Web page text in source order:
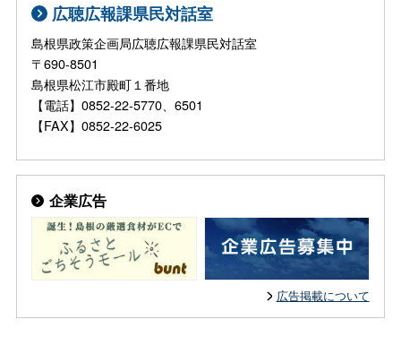
広聴広報課県民対話室
島根県政策企画局広聴広報課県民対話室
〒690-8501
島根県松江市殿町１番地
【電話】0852-22-5770、6501
【FAX】0852-22-6025
企業広告
広告掲載について